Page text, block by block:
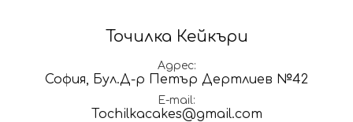
Точилка Кейкъри
Адрес
София, Бул.Д-р Петър Дертлиев №42
E-mail
Tochilkacakes@gmail.com